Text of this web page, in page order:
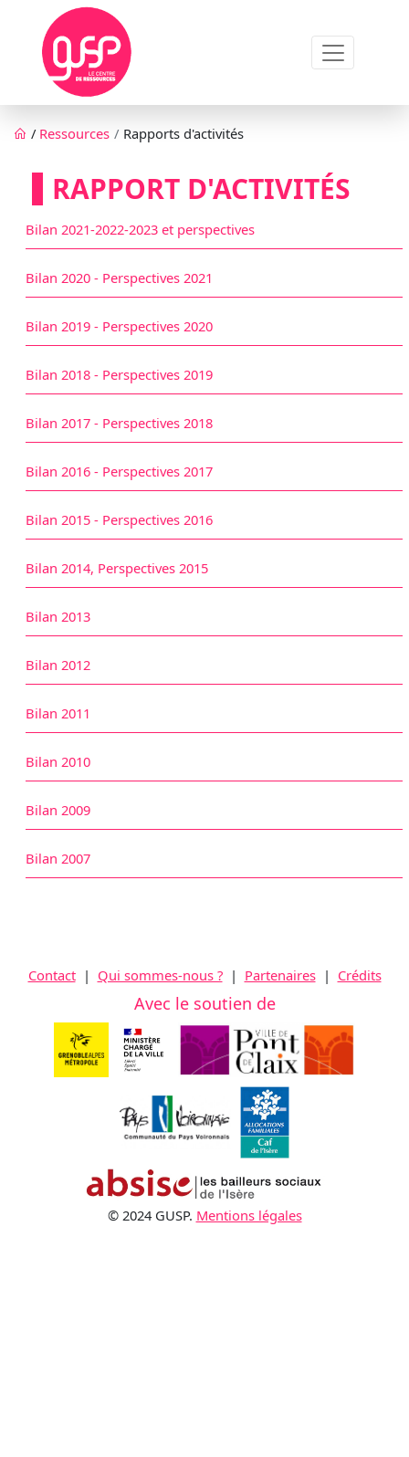
Aller au contenu principal
Fil d'Ariane
/ Ressources Rapports d'activités
RAPPORT D'ACTIVITÉS
Bilan 2021-2022-2023 et perspectives
Bilan 2020 - Perspectives 2021
Bilan 2019 - Perspectives 2020
Bilan 2018 - Perspectives 2019
Bilan 2017 - Perspectives 2018
Bilan 2016 - Perspectives 2017
Bilan 2015 - Perspectives 2016
Bilan 2014, Perspectives 2015
Bilan 2013
Bilan 2012
Bilan 2011
Bilan 2010
Bilan 2009
Bilan 2007
Contact| Qui sommes-nous ?| Partenaires| Crédits
Avec le soutien de
© 2024 GUSP. Mentions légales